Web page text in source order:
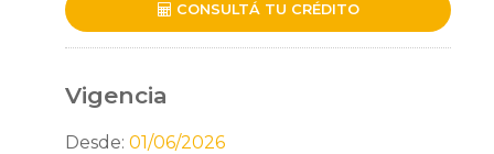
CONSULTÁ TU CRÉDITO
Vigencia
Desde:01/06/2026